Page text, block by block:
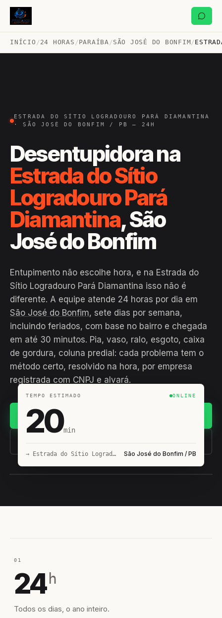
INÍCIO /24 HORAS /PARAÍBA /SÃO JOSÉ DO BONFIM/
ESTRADA DO SÍTIO LOGRADOURO PARÁ DIAMANTINA
· SÃO JOSÉ DO BONFIM / PB — 24H
Desentupidora na
Estrada do Sítio
Logradouro Pará
Diamantina, São
José do Bonfim
Entupimento não escolhe hora, e na Estrada do
Sítio Logradouro Pará Diamantina isso não é
diferente. A equipe atende 24 horas por dia em
São José do Bonfim, sete dias por semana,
incluindo feriados, com base no bairro e chegada
em até 30 minutos. Pia, vaso, ralo, esgoto, caixa
de gordura, coluna predial: cada problema tem o
método certo, resolvido na hora, por empresa
registrada com CNPJ e alvará.
(11) 93407-8838
TEMPO ESTIMADO ONLINE
20min
→ Estrada do Sítio Logradouro Pará Diamantina São José do Bonfim / PB
01
24 h
Todos os dias, o ano inteiro.